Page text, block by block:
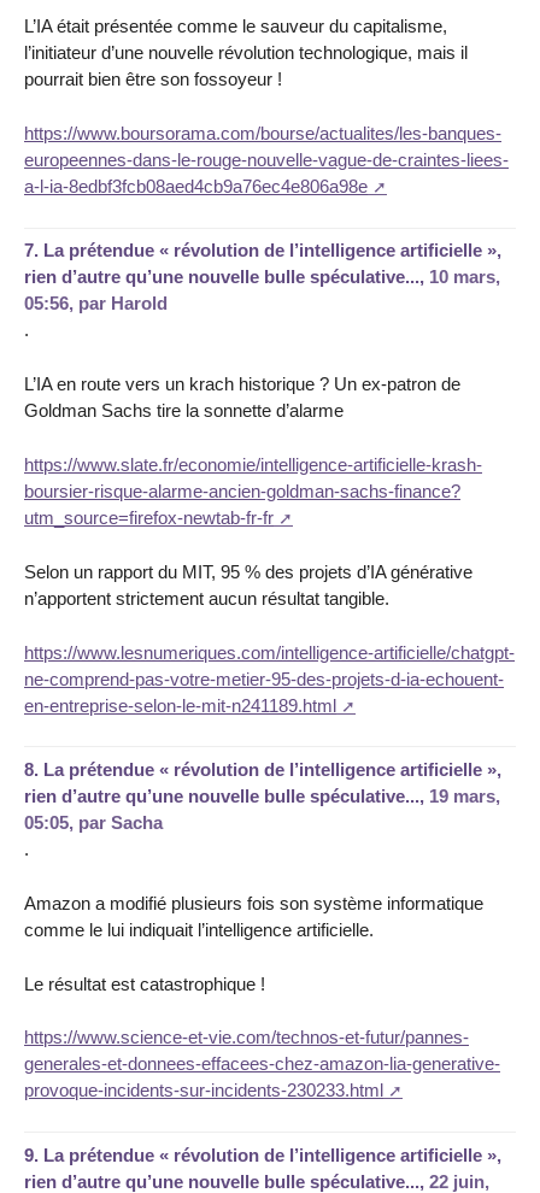
L’IA était présentée comme le sauveur du capitalisme,
l’initiateur d’une nouvelle révolution technologique, mais il
pourrait bien être son fossoyeur !
https://www.boursorama.com/bourse/actualites/les-banques-
europeennes-dans-le-rouge-nouvelle-vague-de-craintes-liees-
a-l-ia-8edbf3fcb08aed4cb9a76ec4e806a98e
7. La prétendue « révolution de l’intelligence artificielle »,
rien d’autre qu’une nouvelle bulle spéculative..., 10 mars,
05:56, par Harold
.
L’IA en route vers un krach historique ? Un ex-patron de
Goldman Sachs tire la sonnette d’alarme
https://www.slate.fr/economie/intelligence-artificielle-krash-
boursier-risque-alarme-ancien-goldman-sachs-finance?
utm_source=firefox-newtab-fr-fr
Selon un rapport du MIT, 95 % des projets d’IA générative
n’apportent strictement aucun résultat tangible.
https://www.lesnumeriques.com/intelligence-artificielle/chatgpt-
ne-comprend-pas-votre-metier-95-des-projets-d-ia-echouent-
en-entreprise-selon-le-mit-n241189.html
8. La prétendue « révolution de l’intelligence artificielle »,
rien d’autre qu’une nouvelle bulle spéculative..., 19 mars,
05:05, par Sacha
.
Amazon a modifié plusieurs fois son système informatique
comme le lui indiquait l’intelligence artificielle.
Le résultat est catastrophique !
https://www.science-et-vie.com/technos-et-futur/pannes-
generales-et-donnees-effacees-chez-amazon-lia-generative-
provoque-incidents-sur-incidents-230233.html
9. La prétendue « révolution de l’intelligence artificielle »,
rien d’autre qu’une nouvelle bulle spéculative..., 22 juin,